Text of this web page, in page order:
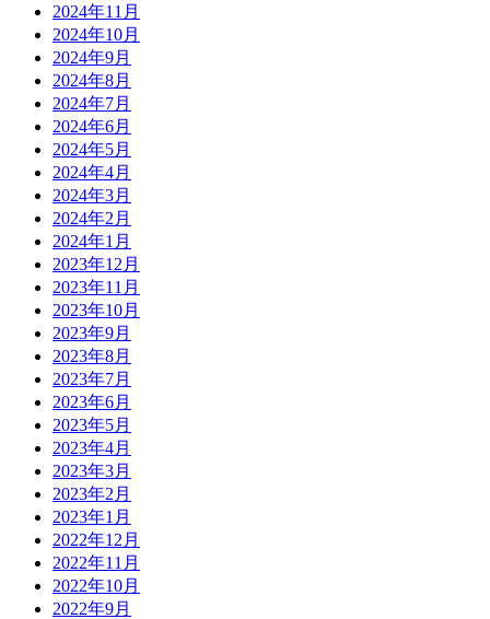
2024年11月
2024年10月
2024年9月
2024年8月
2024年7月
2024年6月
2024年5月
2024年4月
2024年3月
2024年2月
2024年1月
2023年12月
2023年11月
2023年10月
2023年9月
2023年8月
2023年7月
2023年6月
2023年5月
2023年4月
2023年3月
2023年2月
2023年1月
2022年12月
2022年11月
2022年10月
2022年9月